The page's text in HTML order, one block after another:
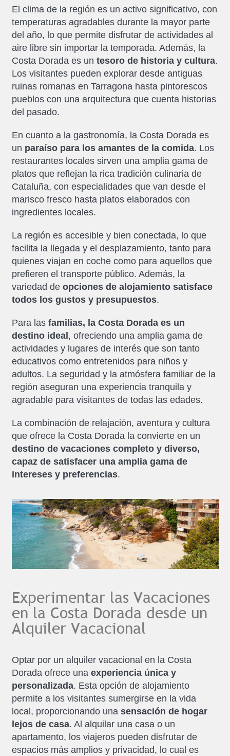
El clima de la región es un activo significativo, con
temperaturas agradables durante la mayor parte
del año, lo que permite disfrutar de actividades al
aire libre sin importar la temporada. Además, la
Costa Dorada es un tesoro de historia y cultura.
Los visitantes pueden explorar desde antiguas
ruinas romanas en Tarragona hasta pintorescos
pueblos con una arquitectura que cuenta historias
del pasado.
En cuanto a la gastronomía, la Costa Dorada es
un paraíso para los amantes de la comida. Los
restaurantes locales sirven una amplia gama de
platos que reflejan la rica tradición culinaria de
Cataluña, con especialidades que van desde el
marisco fresco hasta platos elaborados con
ingredientes locales.
La región es accesible y bien conectada, lo que
facilita la llegada y el desplazamiento, tanto para
quienes viajan en coche como para aquellos que
prefieren el transporte público. Además, la
variedad de opciones de alojamiento satisface
todos los gustos y presupuestos.
Para las familias, la Costa Dorada es un
destino ideal , ofreciendo una amplia gama de
actividades y lugares de interés que son tanto
educativos como entretenidos para niños y
adultos. La seguridad y la atmósfera familiar de la
región aseguran una experiencia tranquila y
agradable para visitantes de todas las edades.
La combinación de relajación, aventura y cultura
que ofrece la Costa Dorada la convierte en un
destino de vacaciones completo y diverso,
capaz de satisfacer una amplia gama de
intereses y preferencias.
Experimentar las Vacaciones
en la Costa Dorada desde un
Alquiler Vacacional
Optar por un alquiler vacacional en la Costa
Dorada ofrece una experiencia única y
personalizada. Esta opción de alojamiento
permite a los visitantes sumergirse en la vida
local, proporcionando una sensación de hogar
lejos de casa. Al alquilar una casa o un
apartamento, los viajeros pueden disfrutar de
espacios más amplios y privacidad, lo cual es